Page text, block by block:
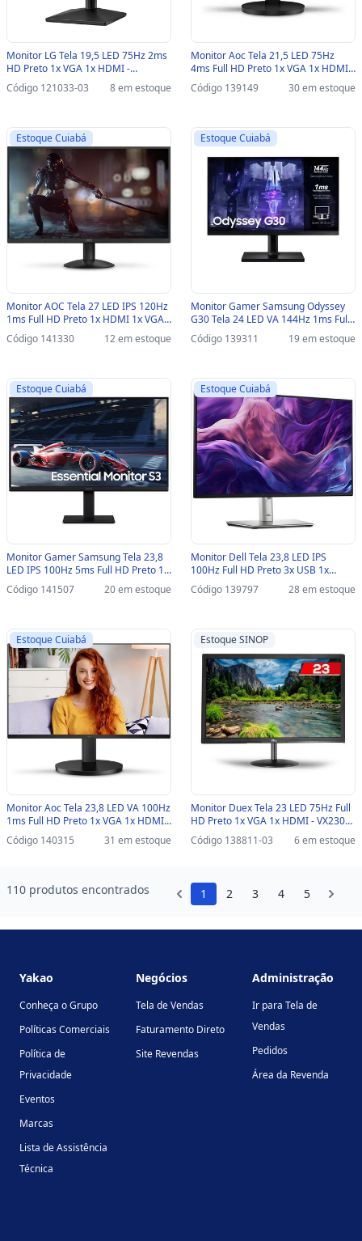
Monitor LG Tela 19,5 LED 75Hz 2ms
HD Preto 1x VGA 1x HDMI -
20MK400H-B.AWZ-SINOP-03 -
20MK400H-B.AWZ
Código 121033-03 8 em estoque
Monitor Aoc Tela 21,5 LED 75Hz
4ms Full HD Preto 1x VGA 1x HDMI -
22B3HMF - com Ajuste de Altura -
22B3HMF
Código 139149 30 em estoque
Estoque Cuiabá
Monitor AOC Tela 27 LED IPS 120Hz
1ms Full HD Preto 1x HDMI 1x VGA -
27B30H3 - 27B30H3
Código 141330 12 em estoque
Estoque Cuiabá
Monitor Gamer Samsung Odyssey
G30 Tela 24 LED VA 144Hz 1ms Full
HD Preto 1x HDMI 1x DisplayPort -
LS24BG300ELMZD com Ajuste de
Código 139311 19 em estoque
Estoque Cuiabá
Monitor Gamer Samsung Tela 23,8
LED IPS 100Hz 5ms Full HD Preto 1x
VGA 1x HDMI - LS24D300GALMZD -
LS24D300GALMZD
Código 141507 20 em estoque
Estoque Cuiabá
Monitor Dell Tela 23,8 LED IPS
100Hz Full HD Preto 3x USB 1x
Type-C 1x HDMI 1x VGA 1x
DisplayPort - P2425H - 210-BMGK -
Código 139797 28 em estoque
Estoque Cuiabá
Monitor Aoc Tela 23,8 LED VA 100Hz
1ms Full HD Preto 1x VGA 1x HDMI -
24B3HMF2 - com Ajuste de Altura -
24B3HMF2
Código 140315 31 em estoque
Estoque SINOP
Monitor Duex Tela 23 LED 75Hz Full
HD Preto 1x VGA 1x HDMI - VX230X-
SINOP-03 - VX230X / VX230S
Código 138811-03 6 em estoque
110 produtos encontrados 1 2 3 4 5
Yakao
Conheça o Grupo
Políticas Comerciais
Política de
Privacidade
Eventos
Marcas
Lista de Assistência
Técnica
Negócios
Tela de Vendas
Faturamento Direto
Site Revendas
Administração
Ir para Tela de
Vendas
Pedidos
Área da Revenda